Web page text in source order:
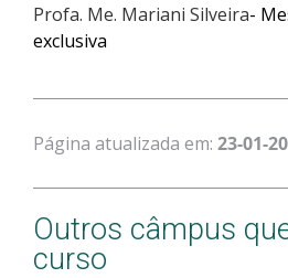
Profa. Me. Mariani Silveira-
exclusiva
Página atualizada em: 23-01-
Outros câmpus
curso